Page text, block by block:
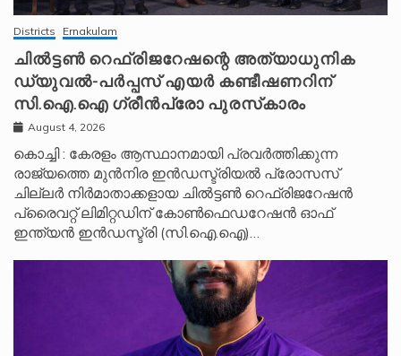
Districts Ernakulam
ചിൽട്ടൺ റെഫ്രിജറേഷന്റെ അത്യാധുനിക
ഡ്യുവൽ-പർപ്പസ് എയർ കണ്ടീഷണറിന്
സി.ഐ.ഐ ഗ്രീൻപ്രോ പുരസ്‌കാരം
August 4, 2026
കൊച്ചി : കേരളം ആസ്ഥാനമായി പ്രവർത്തിക്കുന്ന
രാജ്യത്തെ മുൻനിര ഇൻഡസ്ട്രിയൽ പ്രോസസ്
ചില്ലർ നിർമാതാക്കളായ ചിൽട്ടൺ റെഫ്രിജറേഷൻ
പ്രൈവറ്റ് ലിമിറ്റഡിന് കോൺഫെഡറേഷൻ ഓഫ്
ഇന്ത്യൻ ഇൻഡസ്ട്രി (സി.ഐ.ഐ)…